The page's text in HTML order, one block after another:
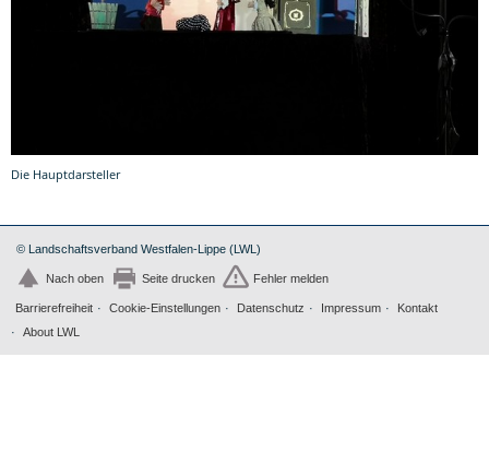
Die Hauptdarsteller
© Landschaftsverband Westfalen-Lippe (LWL)
Nach oben Seite drucken Fehler melden
Barrierefreiheit Cookie-Einstellungen Datenschutz Impressum
Kontakt
About LWL